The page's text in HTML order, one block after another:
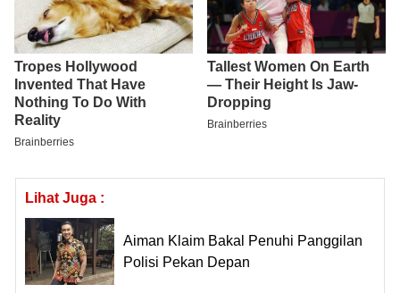
Lihat Juga :
Aiman Klaim Bakal Penuhi Panggilan
Polisi Pekan Depan